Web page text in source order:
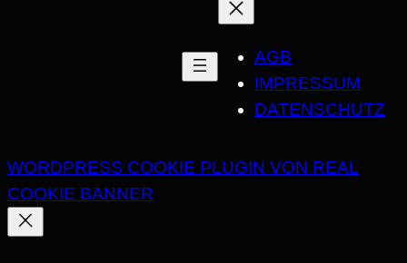
AGB
IMPRESSUM
DATENSCHUTZ
WORDPRESS COOKIE PLUGIN VON REAL
COOKIE BANNER